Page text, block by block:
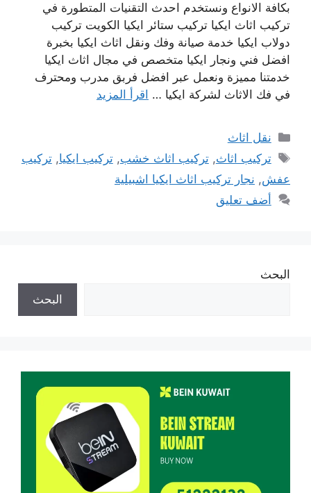
بكافة الانواع ونستخدم احدث التقنيات المتطورة في
تركيب اثاث ايكيا تركيب ستائر ايكيا الكويت تركيب
دولاب ايكيا خدمة صيانة وفك ونقل اثاث ايكيا بخبرة
افضل فني ونجار ايكيا متخصص في مجال اثاث ايكيا
خدمتنا مميزة ونعمل عبر افضل فربق مدرب ومحترف
في فك الاثاث لشركة ايكيا … اقرأ المزيد
التصنيفات
نقل اثاث
الوسوم
تركيب اثاث,تركيب اثاث خشب,تركيب ايكيا,تركيب
عفش, نجار تركيب اثاث ايكيا اشبيلية
أضف تعليق
البحث
البحث